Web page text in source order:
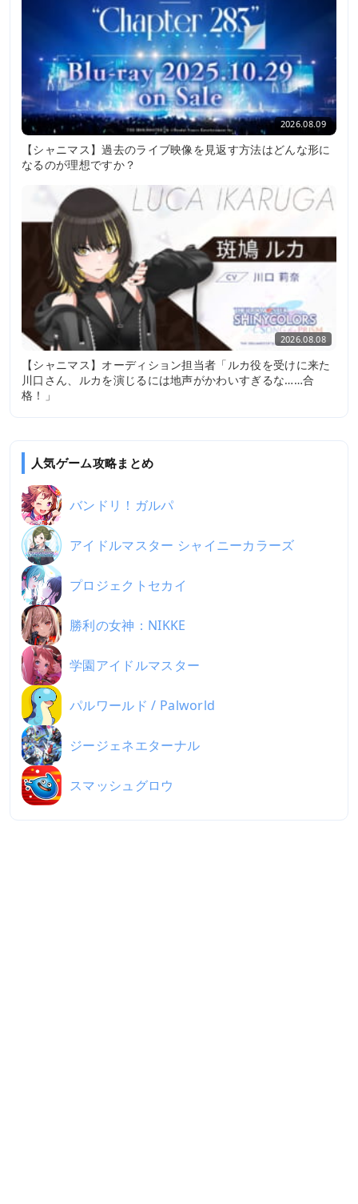
2026.08.09
【シャニマス】過去のライブ映像を見返す方法はどんな形に
なるのが理想ですか？
2026.08.08
【シャニマス】オーディション担当者「ルカ役を受けに来た
川口さん、ルカを演じるには地声がかわいすぎるな……合
格！」
人気ゲーム攻略まとめ
バンドリ！ガルパ
アイドルマスター シャイニーカラーズ
プロジェクトセカイ
勝利の女神：NIKKE
学園アイドルマスター
パルワールド / Palworld
ジージェネエターナル
スマッシュグロウ